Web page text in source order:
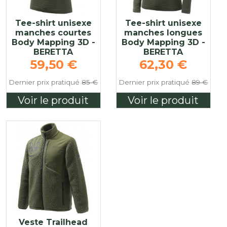
Tee-shirt unisexe
manches courtes
Body Mapping 3D -
BERETTA
Prix de base
59,50 €
Dernier prix pratiqué85 €
Voir le produit
Tee-shirt unisexe
manches longues
Body Mapping 3D -
BERETTA
Prix de base
62,30 €
Dernier prix pratiqué89 €
Voir le produit
Veste Trailhead